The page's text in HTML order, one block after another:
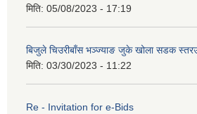
मिति: 05/08/2023 - 17:19
बिजुले चिउरीबाँस भञ्ज्याङ जुके खोला सडक
मिति: 03/30/2023 - 11:22
Re - Invitation for e-Bids